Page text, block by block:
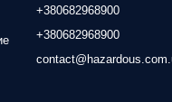
+380682968900
+380682968900